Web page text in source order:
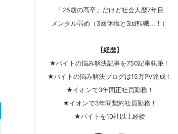
「25歳の高卒」だけど社会人歴7年目
メンタル弱め（3回休職と3回転職...！）
【経歴】
★バイトの悩み解決記事を750記事執筆！
★バイトの悩み解決ブログは15万PV達成！
★イオンで3年間正社員勤務！
★イオンで3年間契約社員勤務！
★バイトを10社以上経験